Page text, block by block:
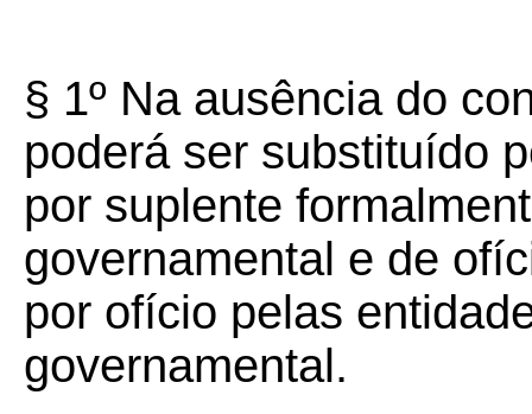
§ 1º Na ausência do
poderá ser substituído
por suplente
governamental e de
por ofício pelas
governamental.